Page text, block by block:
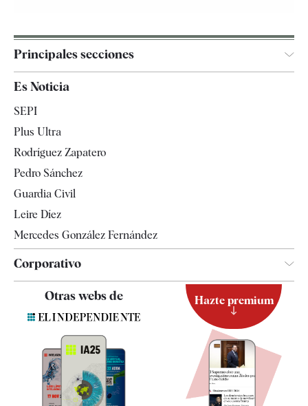
Principales secciones
España
Televisión
Es Noticia
SEPI
Plus Ultra
Rodríguez Zapatero
Pedro Sánchez
Guardia Civil
Leire Díez
Mercedes González Fernández
Corporativo
Contacto
Quiénes somos
Especificaciones
Otras webs de Hazte premium